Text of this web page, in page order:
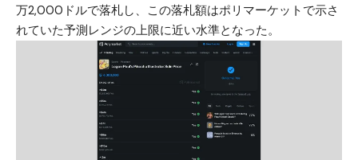
万2,000ドルで落札し、この落札額はポリマーケットで示さ
れていた予測レンジの上限に近い水準となった。